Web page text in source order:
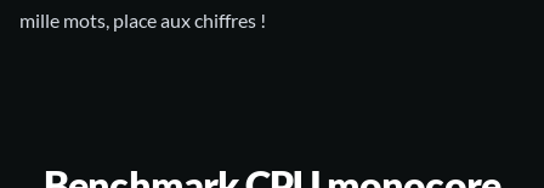
mille mots, place aux chiffres !